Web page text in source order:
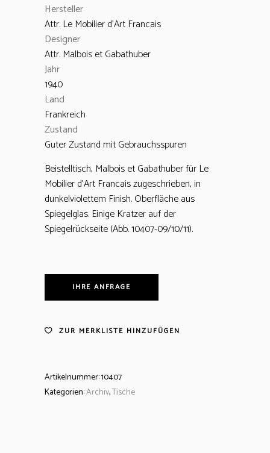
Hersteller
Attr. Le Mobilier d'Art Francais
Designer
Attr. Malbois et Gabathuber
Jahr
1940
Land
Frankreich
Zustand
Guter Zustand mit Gebrauchsspuren
Beistelltisch, Malbois et Gabathuber für Le
Mobilier d’Art Francais zugeschrieben, in
dunkelviolettem Finish. Oberfläche aus
Spiegelglas. Einige Kratzer auf der
Spiegelrückseite (Abb. 10407-09/10/11).
IHRE ANFRAGE
ZUR MERKLISTE HINZUFÜGEN
Artikelnummer:10407
Kategorien:Archiv,Tische